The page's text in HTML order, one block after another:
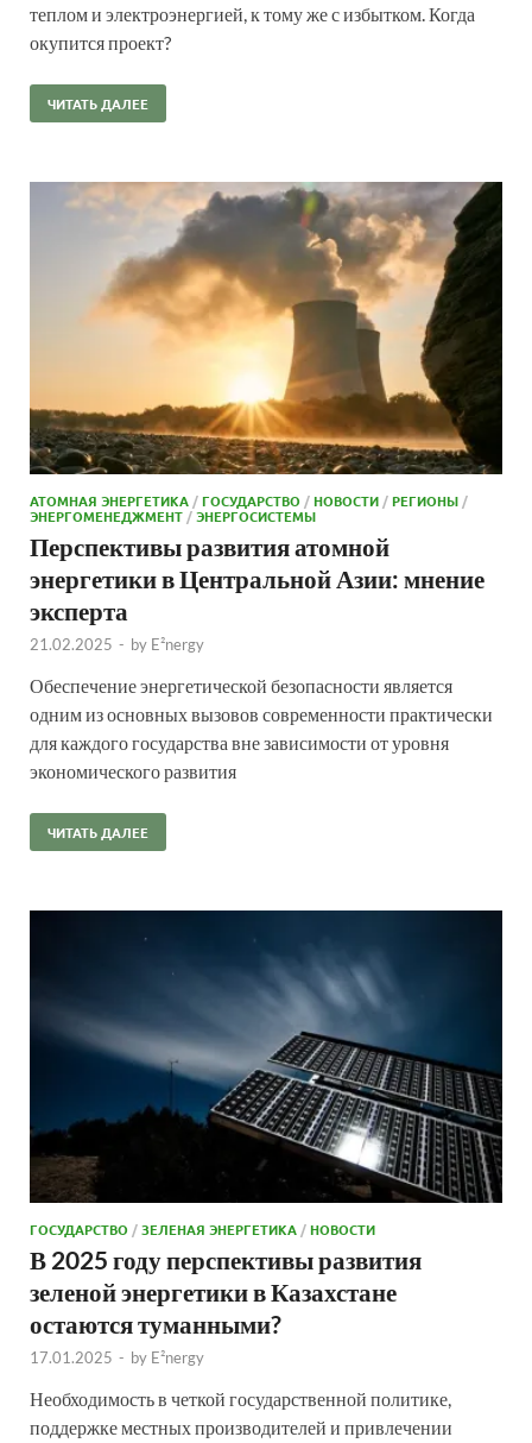
теплом и электроэнергией, к тому же с избытком. Когда
окупится проект?
ЧИТАТЬ ДАЛЕЕ
АТОМНАЯ ЭНЕРГЕТИКА/ГОСУДАРСТВО /НОВОСТИ/РЕГИОНЫ/
ЭНЕРГОМЕНЕДЖМЕНТ/ЭНЕРГОСИСТЕМЫ
Перспективы развития атомной
энергетики в Центральной Азии: мнение
эксперта
21.02.2025 - by E²nergy
Обеспечение энергетической безопасности является
одним из основных вызовов современности практически
для каждого государства вне зависимости от уровня
экономического развития
ЧИТАТЬ ДАЛЕЕ
ГОСУДАРСТВО /ЗЕЛЕНАЯ ЭНЕРГЕТИКА/НОВОСТИ
В 2025 году перспективы развития
зеленой энергетики в Казахстане
остаются туманными?
17.01.2025 - by E²nergy
Необходимость в четкой государственной политике,
поддержке местных производителей и привлечении